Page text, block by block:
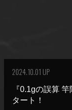
2024.10.01 UP
『0.1gの誤算
タート！